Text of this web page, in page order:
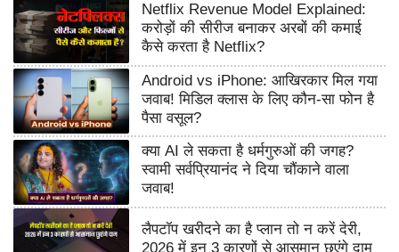
Netflix Revenue Model Explained:
करोड़ों की सीरीज बनाकर अरबों की कमाई
कैसे करता है Netflix?
Android vs iPhone: आखिरकार मिल गया
जवाब! मिडिल क्लास के लिए कौन-सा फोन है
पैसा वसूल?
क्या AI ले सकता है धर्मगुरुओं की जगह?
स्वामी सर्वप्रियानंद ने दिया चौंकाने वाला
जवाब!
लैपटॉप खरीदने का है प्लान तो न करें देरी,
2026 में इन 3 कारणों से आसमान छुएंगे दाम